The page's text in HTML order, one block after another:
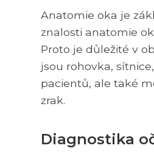
Anatomie oka je
znalosti anatomie
Proto je důležité v
jsou rohovka,
pacientů, ale také
zrak.
Diagnostika